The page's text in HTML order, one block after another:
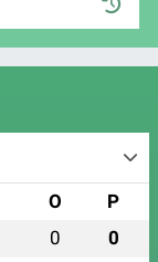
O P
0 0